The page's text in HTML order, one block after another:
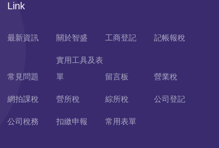
Link
最新資訊 關於智盛 工商登記 記帳報稅
常見問題
實用工具及表
單
留言板 營業稅
網拍課稅 營所稅 綜所稅 公司登記
公司稅務 扣繳申報 常用表單